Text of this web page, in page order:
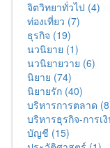
จิตวิทยาทั่วไป (4)
ท่องเที่ยว (7)
ธุรกิจ (19)
นวนิยาย (1)
นวนิยายวาย (6)
นิยาย (74)
นิยายรัก (40)
บริหารการตลาด
บริหารธุรกิจ-การเ
บัญชี (15)